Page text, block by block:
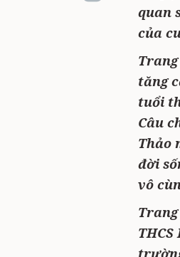
quan
của
tăng
tuổi
Câu
Thảo
đời
vô